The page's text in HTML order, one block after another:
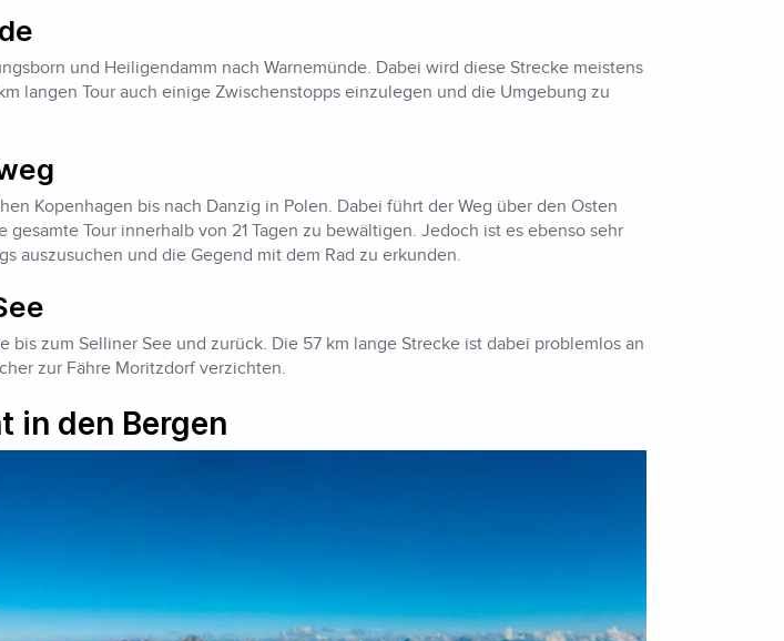
und Heiligendamm nach Warnemünde. Dabei wird diese Strecke meistens
langen Tour auch einige Zwischenstopps einzulegen und die Umgebung zu
Kopenhagen bis nach Danzig in Polen. Dabei führt der Weg über den Osten
Tour innerhalb von 21 Tagen zu bewältigen. Jedoch ist es ebenso sehr
auszusuchen und die Gegend mit dem Rad zu erkunden.
zum Selliner See und zurück. Die 57 km lange Strecke ist dabei problemlos an
zur Fähre Moritzdorf verzichten.
in den Bergen